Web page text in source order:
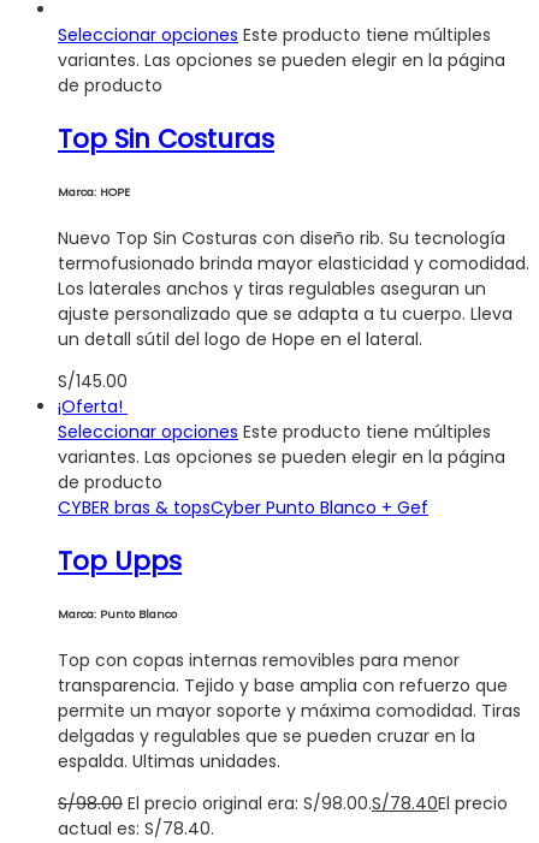
Seleccionar opciones Este producto tiene múltiples
variantes. Las opciones se pueden elegir en la página
de producto
Top Sin Costuras
Marca: HOPE
Nuevo Top Sin Costuras con diseño rib. Su tecnología
termofusionado brinda mayor elasticidad y comodidad.
Los laterales anchos y tiras regulables aseguran un
ajuste personalizado que se adapta a tu cuerpo. Lleva
un detall sútil del logo de Hope en el lateral.
S/145.00
¡Oferta!
Seleccionar opciones Este producto tiene múltiples
variantes. Las opciones se pueden elegir en la página
de producto
CYBER bras & topsCyber Punto Blanco + Gef
Top Upps
Marca: Punto Blanco
Top con copas internas removibles para menor
transparencia. Tejido y base amplia con refuerzo que
permite un mayor soporte y máxima comodidad. Tiras
delgadas y regulables que se pueden cruzar en la
espalda. Ultimas unidades.
S/98.00 El precio original era: S/98.00.S/78.40El precio
actual es: S/78.40.